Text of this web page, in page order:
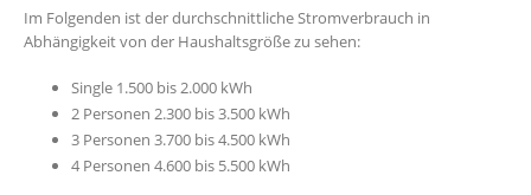
Im Folgenden ist der durchschnittliche Stromverbrauch in
Abhängigkeit von der Haushaltsgröße zu sehen:
Single 1.500 bis 2.000 kWh
2 Personen 2.300 bis 3.500 kWh
3 Personen 3.700 bis 4.500 kWh
4 Personen 4.600 bis 5.500 kWh